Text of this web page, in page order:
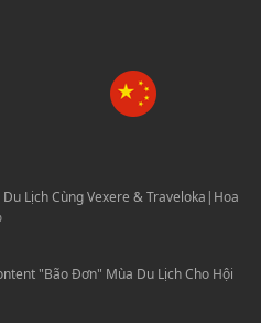
Lịch Cùng Vexere & Traveloka|Hoa
"Bão Đơn" Mùa Du Lịch Cho Hội